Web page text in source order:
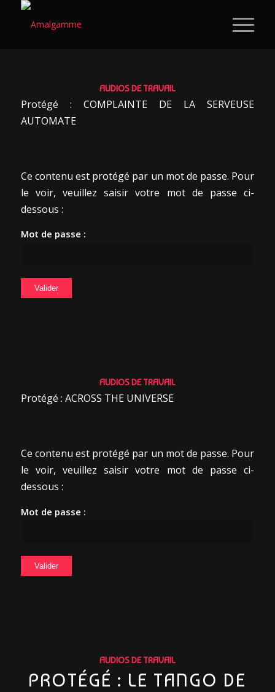
AUDIOS DE TRAVAIL
Protégé : COMPLAINTE DE LA SERVEUSE
AUTOMATE
Ce contenu est protégé par un mot de passe. Pour
le voir, veuillez saisir votre mot de passe ci-
dessous :
Mot de passe :
AUDIOS DE TRAVAIL
Protégé : ACROSS THE UNIVERSE
Ce contenu est protégé par un mot de passe. Pour
le voir, veuillez saisir votre mot de passe ci-
dessous :
Mot de passe :
AUDIOS DE TRAVAIL
PROTÉGÉ : LE TANGO DE